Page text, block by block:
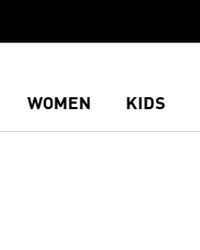
WOMEN KIDS